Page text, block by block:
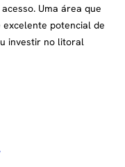
Uma área que
potencial de
investir no litoral